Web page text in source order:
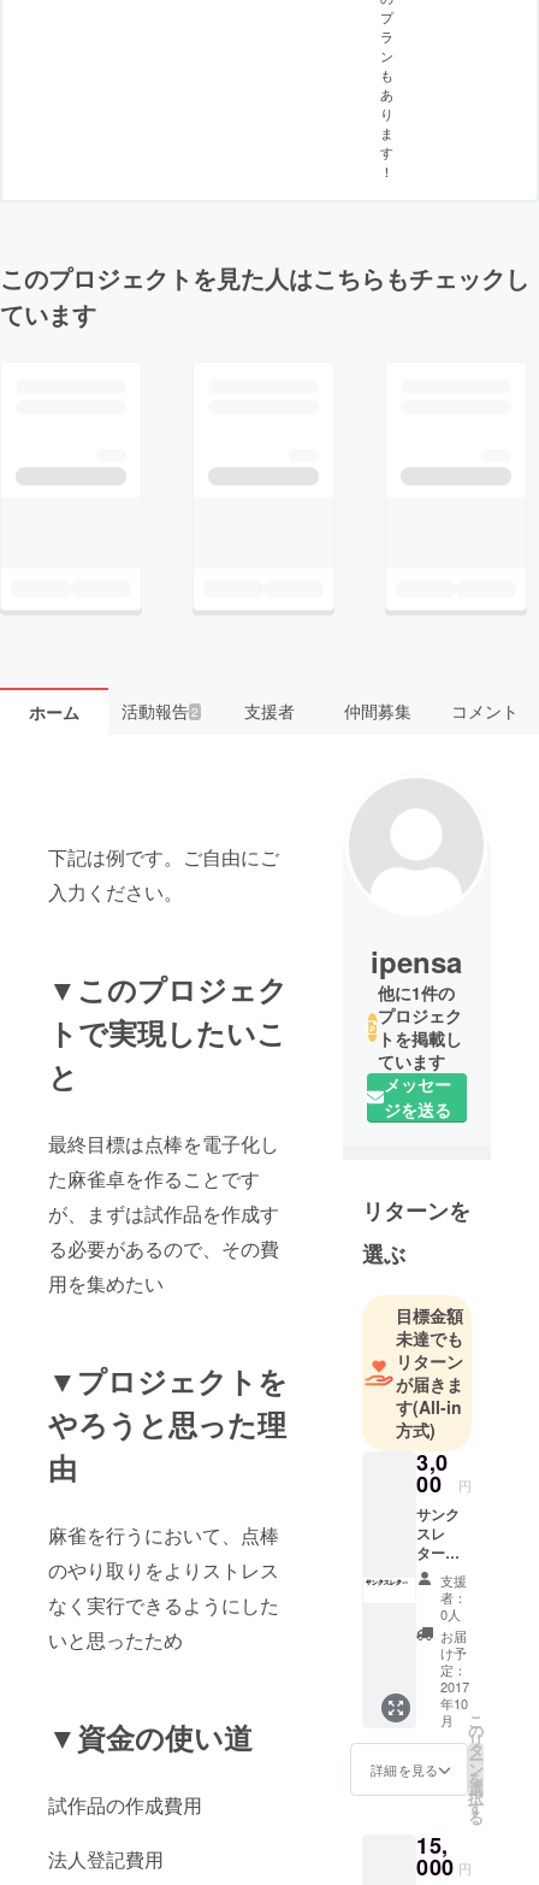
プ
ラ
ン
も
あ
り
ま
す
！
このプロジェクトを見た人はこちらもチェックし
ています
ホーム 活動報告2 支援者 仲間募集 コメント
下記は例です。ご自由にご
入力ください。
▼このプロジェク
トで実現したいこ
と
最終目標は点棒を電子化し
た麻雀卓を作ることです
が、まずは試作品を作成す
る必要があるので、その費
用を集めたい
▼プロジェクトを
やろうと思った理
由
麻雀を行うにおいて、点棒
のやり取りをよりストレス
なく実行できるようにした
いと思ったため
▼資金の使い道
試作品の作成費用
法人登記費用
ipensa
他に1件の
プロジェク
トを掲載し
ています
メッセー
ジを送る
リターンを
選ぶ
目標金額
未達でも
リターン
が届きま
す(All-in
方式)
3,0
00 円
サンク
スレ
ターを
メール
させて
いただ
きま
す。
支援
者：
0人
お届
け予
定：
2017
年10
月
詳細を見る
こ
の
リ
タ
ー
ン
を
選
択
す
る
15,
000 円